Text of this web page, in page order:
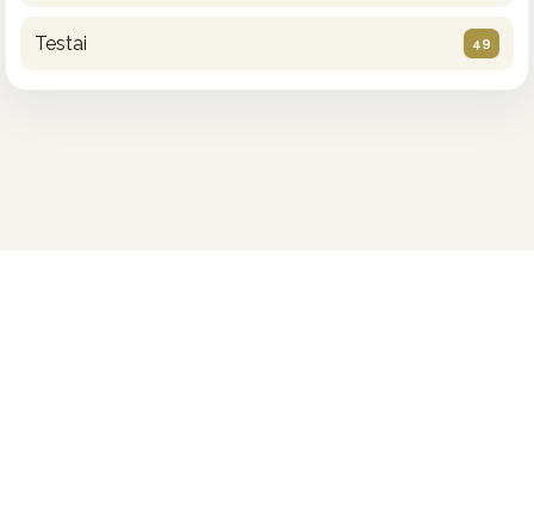
Testai 49